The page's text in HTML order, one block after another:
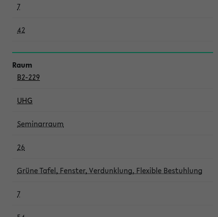
7
42
B2-229
UHG
Seminarraum
26
Grüne Tafel, Fenster, Verdunklung, Flexible Bestuhlung
7